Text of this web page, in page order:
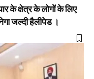
के क्षेत्र के लोगों के लिए
जल्दी हैलीपेड ।